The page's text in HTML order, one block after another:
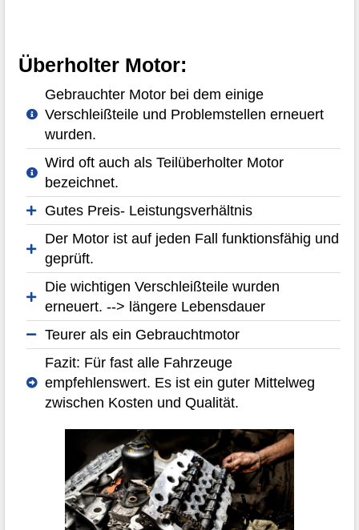
Überholter Motor:
Gebrauchter Motor bei dem einige
Verschleißteile und Problemstellen erneuert
wurden.
Wird oft auch als Teilüberholter Motor
bezeichnet.
Gutes Preis- Leistungsverhältnis
Der Motor ist auf jeden Fall funktionsfähig und
geprüft.
Die wichtigen Verschleißteile wurden
erneuert. --> längere Lebensdauer
Teurer als ein Gebrauchtmotor
Fazit: Für fast alle Fahrzeuge
empfehlenswert. Es ist ein guter Mittelweg
zwischen Kosten und Qualität.